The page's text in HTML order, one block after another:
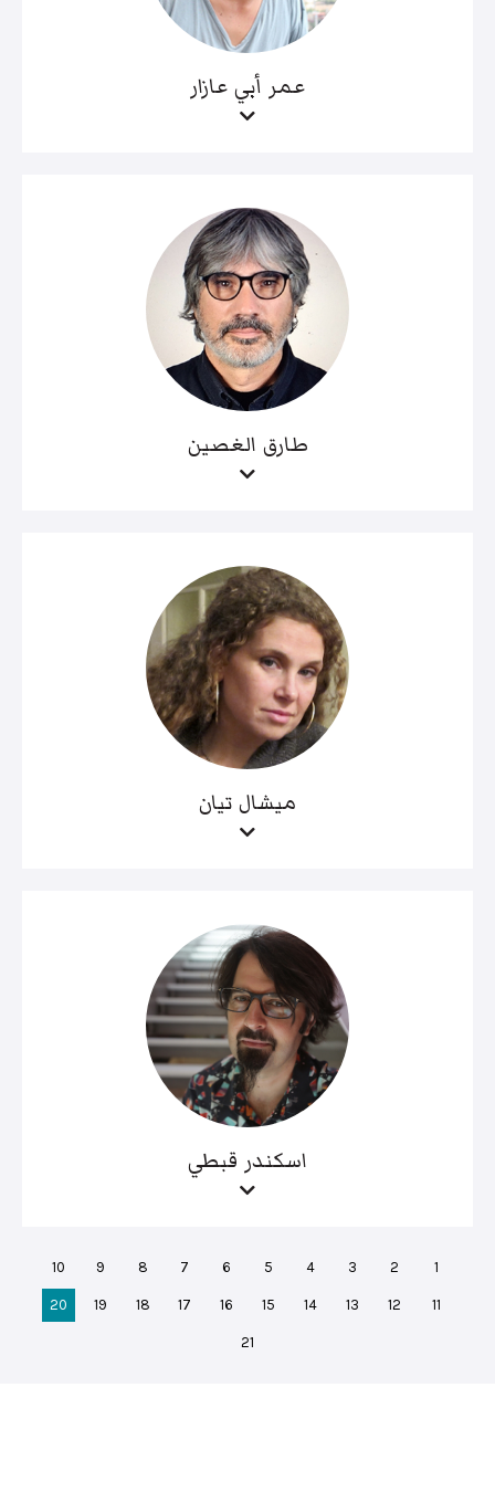
عمر أبي عازار
طارق الغصين
ميشال تيان
اسكندر قبطي
1
2
3
4
5
6
7
8
9
10
11
12
13
14
15
16
17
18
19
20
21